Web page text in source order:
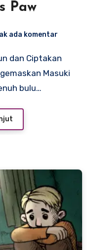
Paw
ada komentar
Masuki
bulu…